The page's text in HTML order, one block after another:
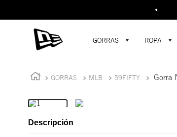
Buscar...
GORRAS ROPA
GORRAS MLB 59FIFTY Gorra
Descripción